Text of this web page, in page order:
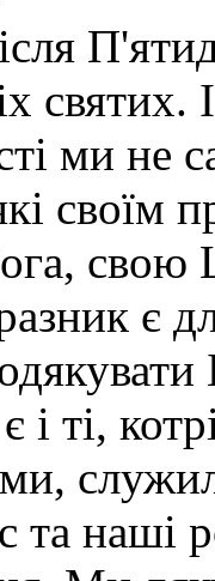
святих.
ми не
своїм
свою
є
і ті,
та наші